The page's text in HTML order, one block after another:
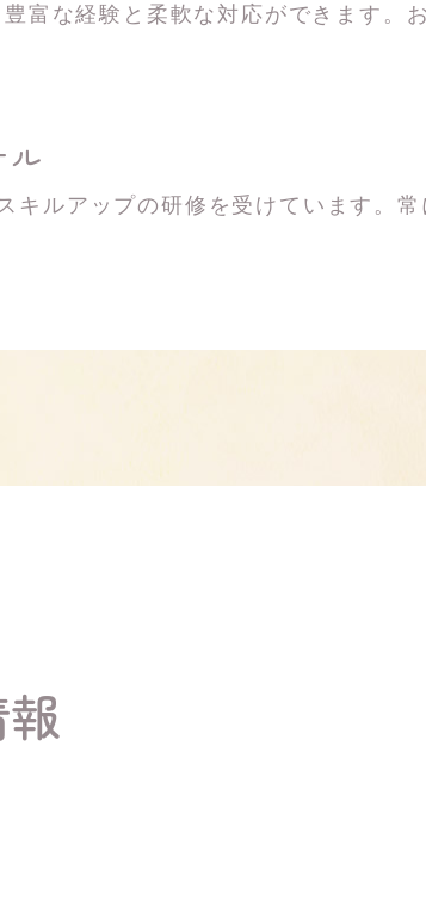
富な経験と柔軟な対応ができます。
ル
キルアップの研修を受けています。常